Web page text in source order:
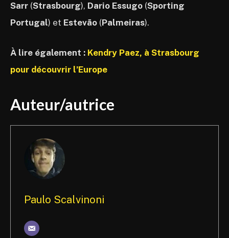
Sarr (Strasbourg), Dario Essugo (Sporting
Portugal) et Estevão (Palmeiras).
À lire également : Kendry Paez, à Strasbourg
pour découvrir l’Europe
Auteur/autrice
Paulo Scalvinoni